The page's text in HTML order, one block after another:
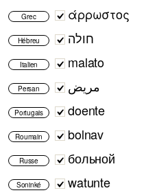
Grec άρρωστος
Hébreu חולה
Italien malato
Persan مریض
Portugais doente
Roumain bolnav
Russe больной
Soninké watunte